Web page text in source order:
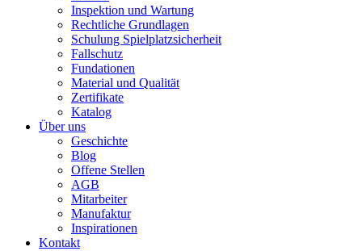
Inspektion und Wartung
Rechtliche Grundlagen
Schulung Spielplatzsicherheit
Fallschutz
Fundationen
Material und Qualität
Zertifikate
Katalog
Über uns
Geschichte
Blog
Offene Stellen
AGB
Mitarbeiter
Manufaktur
Inspirationen
Kontakt